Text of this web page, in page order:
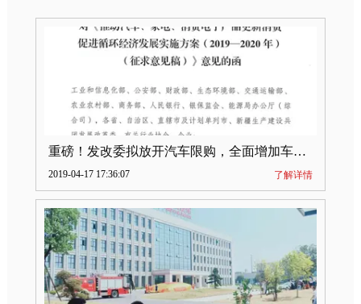
重磅！发改委拟放开汽车限购，全面增加车牌指标
2019-04-17 17:36:07 了解详情